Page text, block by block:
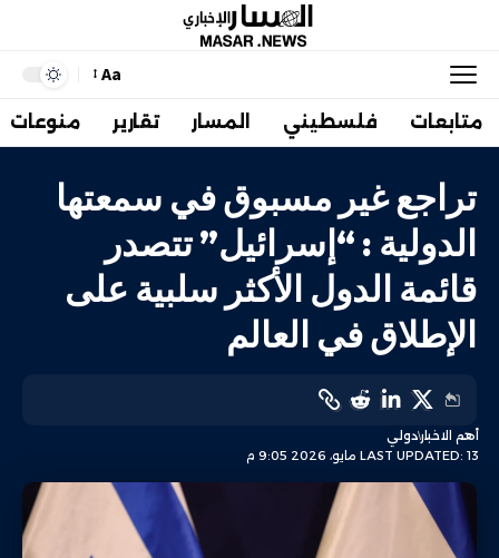
Aa
متابعات فلسطيني المسار تقارير منوعات
تراجع غير مسبوق في سمعتها
الدولية : “إسرائيل” تتصدر
قائمة الدول الأكثر سلبية على
الإطلاق في العالم
LAST UPDATED: 13 مايو، 2026 9:05 م
أهم الاخباردولي